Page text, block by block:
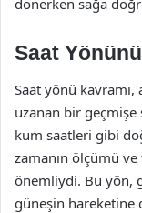
dönerken sağa
Saat
Saat yönü
uzanan bir
kum saatleri gibi
zamanın ölçümü
önemliydi. Bu yön,
güneşin hareketine